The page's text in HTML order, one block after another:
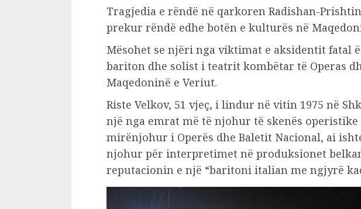
Tragjedia e rëndë në qarkoren Radishan-
prekur rëndë edhe botën e kulturës në
Mësohet se njëri nga viktimat e aksidentit fatal
bariton dhe solist i teatrit kombëtar të Operas
Maqedoninë e Veriut.
Riste Velkov, 51 vjeç, i lindur në vitin 1975 në
një nga emrat më të njohur të skenës operistike
mirënjohur i Operës dhe Baletit Nacional, ai
njohur për interpretimet në produksionet
reputacionin e një “baritoni italian me ngjyrë